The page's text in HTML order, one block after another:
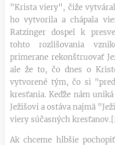
"Krista viery", čiže
ho vytvorila a chápala
Ratzinger dospel k
tohto rozlišovania
primerane rekonštruovať
ale že to, čo dnes o
vytvorené tým, čo si
kresťania. Keďže nám
Ježišovi a ostáva najmä
viery súčasných
Ak chceme hlbšie